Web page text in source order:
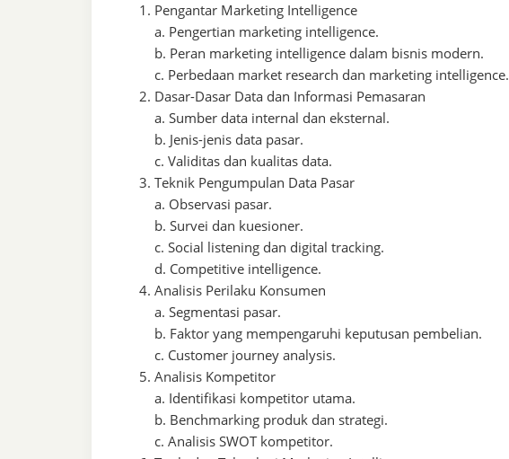
Pengantar Marketing Intelligence
a. Pengertian marketing intelligence.
b. Peran marketing intelligence dalam bisnis modern.
c. Perbedaan market research dan marketing intelligence.
Dasar-Dasar Data dan Informasi Pemasaran
a. Sumber data internal dan eksternal.
b. Jenis-jenis data pasar.
c. Validitas dan kualitas data.
Teknik Pengumpulan Data Pasar
a. Observasi pasar.
b. Survei dan kuesioner.
c. Social listening dan digital tracking.
d. Competitive intelligence.
Analisis Perilaku Konsumen
a. Segmentasi pasar.
b. Faktor yang mempengaruhi keputusan pembelian.
c. Customer journey analysis.
Analisis Kompetitor
a. Identifikasi kompetitor utama.
b. Benchmarking produk dan strategi.
c. Analisis SWOT kompetitor.